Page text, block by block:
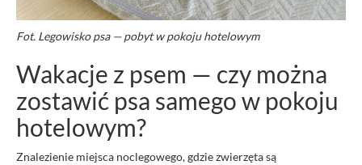
Fot. Legowisko psa — pobyt w pokoju hotelowym
Wakacje z psem — czy można
zostawić psa samego w pokoju
hotelowym?
Znalezienie miejsca noclegowego, gdzie zwierzęta są